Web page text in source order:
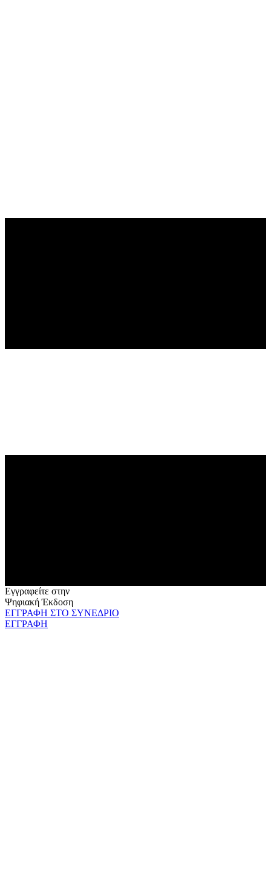
Εγγραφείτε στην
Ψηφιακή Έκδοση
ΕΓΓΡΑΦΗ ΣΤΟ ΣΥΝΕΔΡΙΟ
ΕΓΓΡΑΦΗ